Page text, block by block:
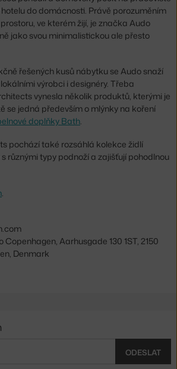
do domácnosti. Právě porozuměním
ve kterém žijí, je značka Audo
jako svou minimalistickou ale přesto
řešených kusů nábytku se Audo snaží
výrobci i designéry. Třeba
vynesla několik produktů, kterými je
se jedná především o mlýnky na koření
doplňky Bath.
pochází také rozsáhlá kolekce židlí
různými typy podnoží a zajišťují pohodlnou
Aarhusgade 130 1ST, 2150
Denmark
ODESLAT